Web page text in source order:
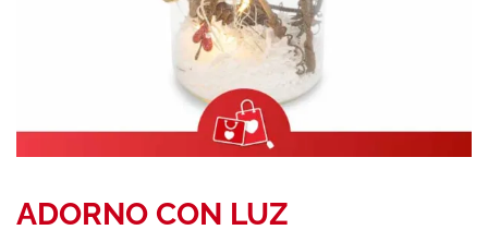
ADORNO CON LUZ